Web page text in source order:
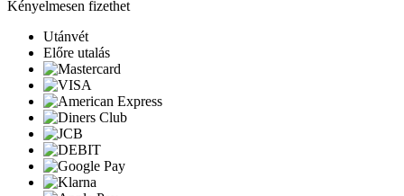
Kényelmesen fizethet
Utánvét
Előre utalás